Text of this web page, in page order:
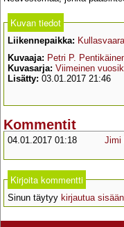
Kuvan tiedot
Liikennepaikka: Kullasvaara
Kuvaaja: Petri P.
Kuvasarja: Viimeinen
Lisätty: 03.01.2017 21:46
Kommentit
04.01.2017 01:18 Jimi
Kirjoita kommentti
Sinun täytyy kirjautua sisään